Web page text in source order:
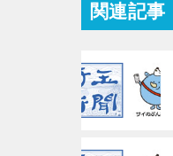
関連記事